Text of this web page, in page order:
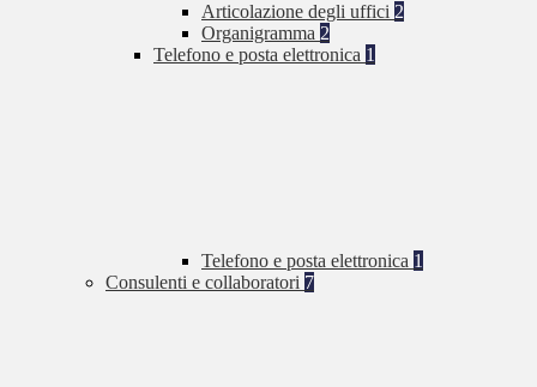
Articolazione degli uffici 2
Organigramma 2
Telefono e posta elettronica 1
Telefono e posta elettronica 1
Consulenti e collaboratori 7